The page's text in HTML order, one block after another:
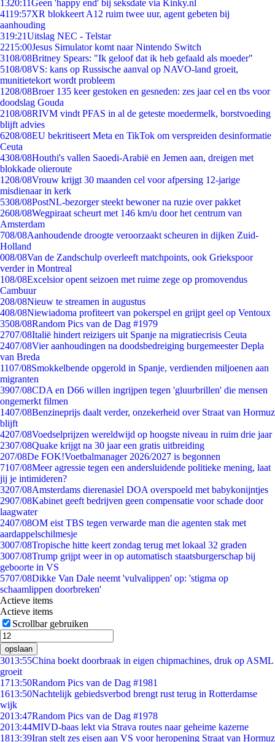
1320:11Geen 'happy end' bij seksdate via Kinky.nl
4119:57XR blokkeert A12 ruim twee uur, agent gebeten bij
aanhouding
319:21Uitslag NEC - Telstar
2215:00Jesus Simulator komt naar Nintendo Switch
3108/08Britney Spears: "Ik geloof dat ik heb gefaald als moeder"
5108/08VS: kans op Russische aanval op NAVO-land groeit,
munitietekort wordt probleem
1208/08Broer 135 keer gestoken en gesneden: zes jaar cel en tbs voor
doodslag Gouda
2108/08RIVM vindt PFAS in al de geteste moedermelk, borstvoeding
blijft advies
6208/08EU bekritiseert Meta en TikTok om verspreiden desinformatie
Ceuta
4308/08Houthi's vallen Saoedi-Arabië en Jemen aan, dreigen met
blokkade olieroute
1208/08Vrouw krijgt 30 maanden cel voor afpersing 12-jarige
misdienaar in kerk
5308/08PostNL-bezorger steekt bewoner na ruzie over pakket
2608/08Wegpiraat scheurt met 146 km/u door het centrum van
Amsterdam
708/08Aanhoudende droogte veroorzaakt scheuren in dijken Zuid-
Holland
008/08Van de Zandschulp overleeft matchpoints, ook Griekspoor
verder in Montreal
108/08Excelsior opent seizoen met ruime zege op promovendus
Cambuur
208/08Nieuw te streamen in augustus
408/08Niewiadoma profiteert van pokerspel en grijpt geel op Ventoux
3508/08Random Pics van de Dag #1979
2707/08Italië hindert reizigers uit Spanje na migratiecrisis Ceuta
2407/08Vier aanhoudingen na doodsbedreiging burgemeester Depla
van Breda
1107/08Smokkelbende opgerold in Spanje, verdienden miljoenen aan
migranten
3907/08CDA en D66 willen ingrijpen tegen 'gluurbrillen' die mensen
ongemerkt filmen
1407/08Benzineprijs daalt verder, onzekerheid over Straat van Hormuz
blijft
4207/08Voedselprijzen wereldwijd op hoogste niveau in ruim drie jaar
2307/08Quake krijgt na 30 jaar een gratis uitbreiding
207/08De FOK!Voetbalmanager 2026/2027 is begonnen
7107/08Meer agressie tegen een andersluidende politieke mening, laat
jij je intimideren?
3207/08Amsterdams dierenasiel DOA overspoeld met babykonijntjes
2907/08Kabinet geeft bedrijven geen compensatie voor schade door
laagwater
2407/08OM eist TBS tegen verwarde man die agenten stak met
aardappelschilmesje
3007/08Tropische hitte keert zondag terug met lokaal 32 graden
3007/08Trump grijpt weer in op automatisch staatsburgerschap bij
geboorte in VS
5707/08Dikke Van Dale neemt 'vulvalippen' op: 'stigma op
schaamlippen doorbreken'
Actieve items
Actieve items
Scrollbar gebruiken
opslaan
3013:55China boekt doorbraak in eigen chipmachines, druk op ASML
groeit
1713:50Random Pics van de Dag #1981
1613:50Nachtelijk gebiedsverbod brengt rust terug in Rotterdamse
wijk
2013:47Random Pics van de Dag #1978
2013:44MIVD-baas lekt via Strava routes naar geheime kazerne
1813:39Iran stelt zes eisen aan VS voor heropening Straat van Hormuz